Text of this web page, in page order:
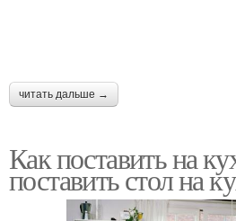
читать дальше →
Как поставить на
поставить стол на